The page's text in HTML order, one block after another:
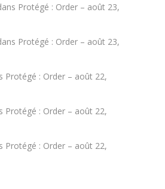
Protégé : Order – août 23,
Protégé : Order – août 23,
Protégé : Order – août 22,
Protégé : Order – août 22,
Protégé : Order – août 22,